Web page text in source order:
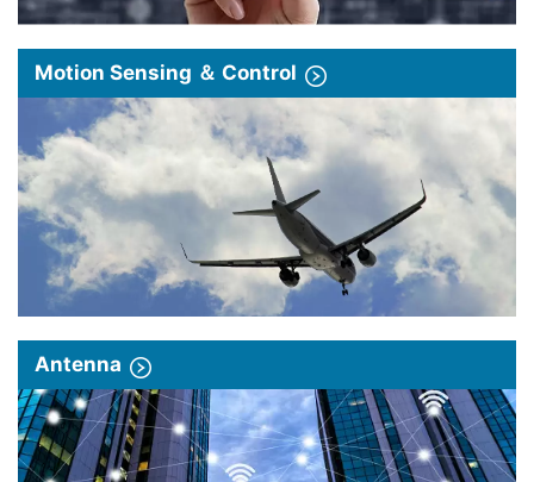
Motion Sensing ＆ Control
Antenna